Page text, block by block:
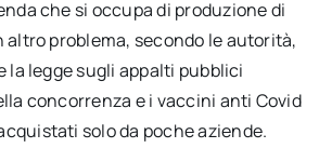
che si occupa di produzione di
problema, secondo le autorità,
la legge sugli appalti pubblici
concorrenza e i vaccini anti Covid
solo da poche aziende.